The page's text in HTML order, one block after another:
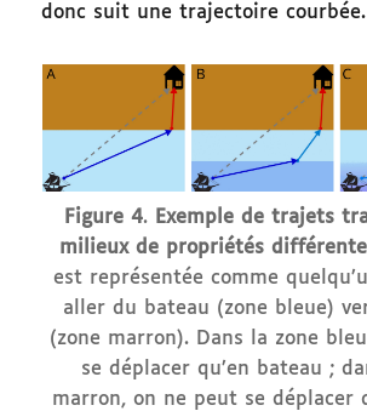
donc suit une trajectoire courbée.
Figure 4. Exemple de trajets
milieux de propriétés
est représentée comme
aller du bateau (zone bleue)
(zone marron). Dans la zone
se déplacer qu’en bateau ;
marron, on ne peut se déplacer